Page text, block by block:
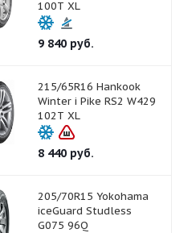
100T XL
9 840руб.
215/65R16 Hankook
Winter i Pike RS2 W429
102T XL
8 440руб.
205/70R15 Yokohama
iceGuard Studless
G075 96Q